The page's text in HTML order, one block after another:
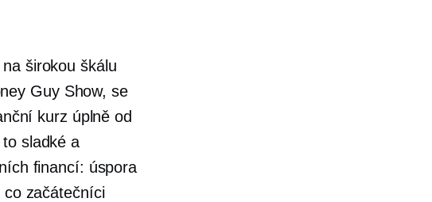
širokou škálu
Guy Show, se
kurz úplně od
sladké a
financí: úspora
začátečníci